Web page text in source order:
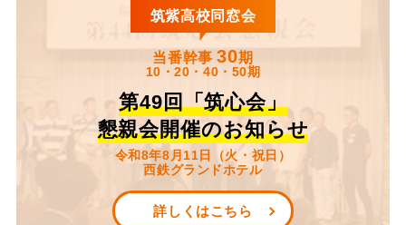
筑紫高校同窓会
当番幹事30期
10・20・40・50期
第49回「筑心会」
懇親会開催のお知らせ
令和8年8月11日（火・祝日）
西鉄グランドホテル
詳しくはこちら